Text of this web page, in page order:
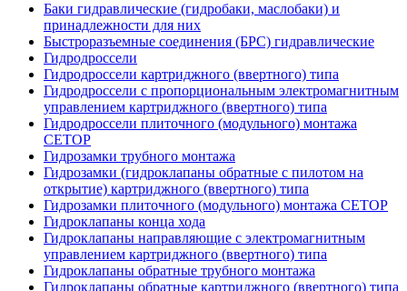
Баки гидравлические (гидробаки, маслобаки) и
принадлежности для них
Быстроразъемные соединения (БРС) гидравлические
Гидродроссели
Гидродроссели картриджного (ввертного) типа
Гидродроссели с пропорциональным электромагнитным
управлением картриджного (ввертного) типа
Гидродроссели плиточного (модульного) монтажа
CETOP
Гидрозамки трубного монтажа
Гидрозамки (гидроклапаны обратные с пилотом на
открытие) картриджного (ввертного) типа
Гидрозамки плиточного (модульного) монтажа CETOP
Гидроклапаны конца хода
Гидроклапаны направляющие с электромагнитным
управлением картриджного (ввертного) типа
Гидроклапаны обратные трубного монтажа
Гидроклапаны обратные картриджного (ввертного) типа